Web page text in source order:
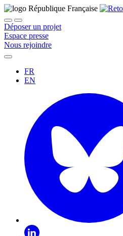
Déposer un projet
Espace presse
Nous rejoindre
FR
EN